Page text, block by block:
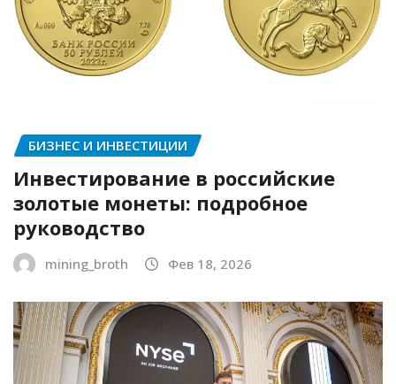
БИЗНЕС И ИНВЕСТИЦИИ
Инвестирование в российские
золотые монеты: подробное
руководство
mining_broth Фев 18, 2026